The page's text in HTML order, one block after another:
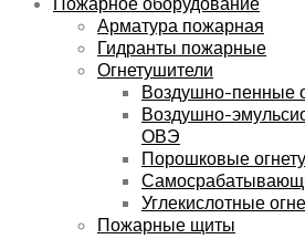
Арматура пожарная
Гидранты пожарные
Огнетушители
Воздушно-пенные
Воздушно-
ОВЭ
Порошковые
Углекислотные
Пожарные щиты